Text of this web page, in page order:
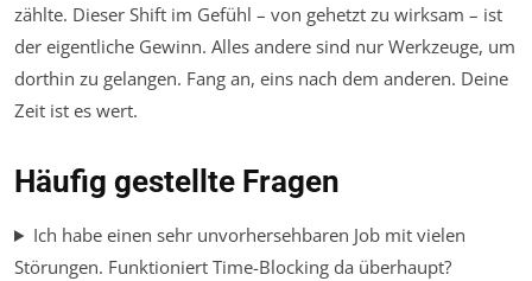
zählte. Dieser Shift im Gefühl – von gehetzt zu wirksam – ist
der eigentliche Gewinn. Alles andere sind nur Werkzeuge, um
dorthin zu gelangen. Fang an, eins nach dem anderen. Deine
Zeit ist es wert.
Häufig gestellte Fragen
Ich habe einen sehr unvorhersehbaren Job mit vielen
Störungen. Funktioniert Time-Blocking da überhaupt?